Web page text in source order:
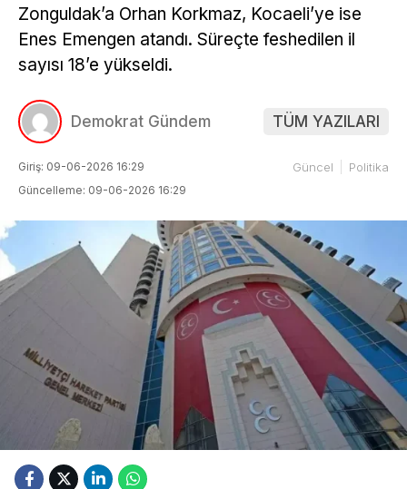
Zonguldak’a Orhan Korkmaz, Kocaeli’ye ise
Enes Emengen atandı. Süreçte feshedilen il
sayısı 18’e yükseldi.
Demokrat Gündem TÜM YAZILARI
Giriş: 09-06-2026 16:29
Güncelleme: 09-06-2026 16:29
Güncel Politika